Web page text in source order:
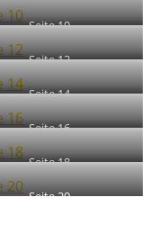
Seite 10
Seite 12
Seite 14
Seite 16
Seite 18
Seite 20